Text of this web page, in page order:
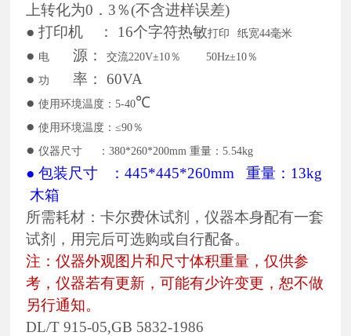
上转化为0．3％(不含进样误差)
● 打印机 ： 16个字符热敏打印 纸宽44毫米
● 电 源： 交流220V±10％ 50Hz±10％
● 功 率：
60VA
● 使用环境温度：5-40℃
● 使用环境温度：≤90％
● 仪器尺寸 ：380*260*200mm 重量：5.54kg
● 包装尺寸 ：445*445*260mm 重量：13kg
木箱
所需耗材：卡尔费休试剂，仪器本身配有一套
试剂，用完后可选购或自行配备。
注：仪器外观图片和尺寸体积重量，仅供参
考，仪器若有更新，可能有少许变更，恕不做
另行通知。
DL/T 915-05,GB 5832-1986